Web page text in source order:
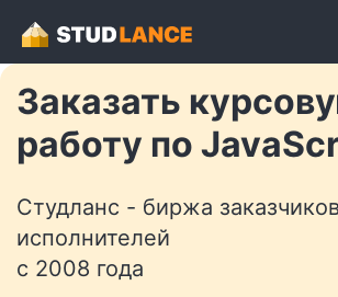
Заказать
работу по
Студланс - биржа
исполнителей
с 2008 года